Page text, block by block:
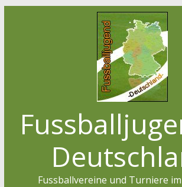
Fussballvereine und Turniere